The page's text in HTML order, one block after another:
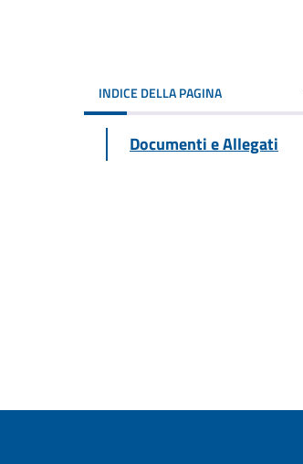
INDICE DELLA PAGINA
Documenti e Allegati